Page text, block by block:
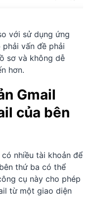
với sử dụng ứng
vấn đề phải
sơ và không dễ
hơn.
Gmail
của bên
nhiều tài khoản để
thứ ba có thể
cụ này cho phép
từ một giao diện